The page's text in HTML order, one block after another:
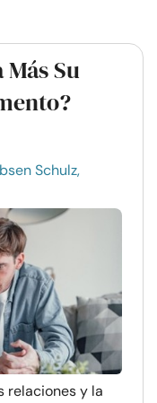
Su
Schulz,
relaciones y la